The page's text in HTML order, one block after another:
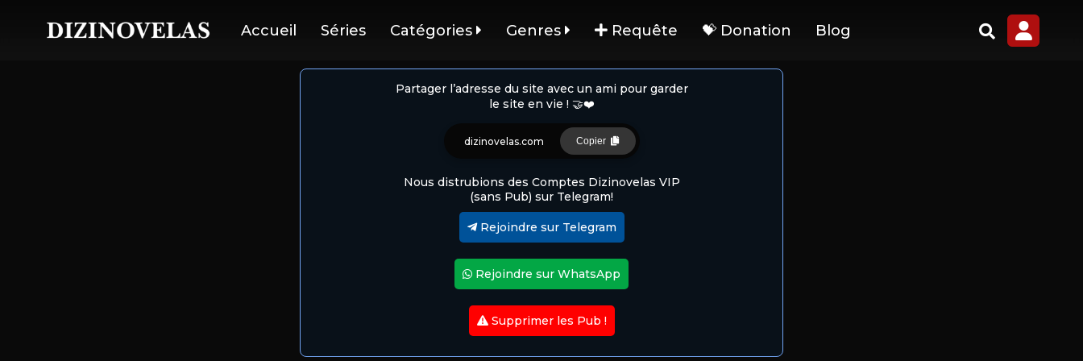
Accueil Séries Catégories Genres Requête 💝 Donation Blog
Partager l’adresse du site avec un ami pour garder
le site en vie ! 🤝❤️
dizinovelas.com Copier
Nous distrubions des Comptes Dizinovelas VIP
(sans Pub) sur Telegram!
Rejoindre sur Telegram
Rejoindre sur WhatsApp
Supprimer les Pub !